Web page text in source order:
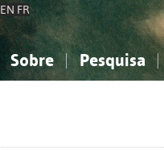
EN FR
Sobre Pesquisa